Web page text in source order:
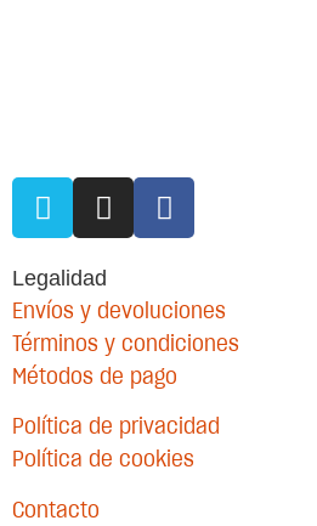
Legalidad
Envíos y devoluciones
Términos y condiciones
Métodos de pago
Política de privacidad
Política de cookies
Contacto